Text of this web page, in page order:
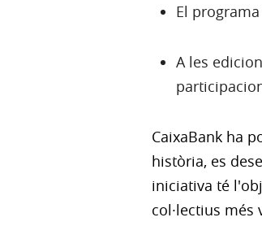
El
A les
CaixaBank ha
història, es
iniciativa té
col·lectius